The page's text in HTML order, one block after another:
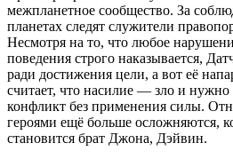
межпланетное сообщество. За
планетах следят служители
Несмотря на то, что любое
поведения строго наказывается,
ради достижения цели, а вот её
считает, что насилие — зло и нужно
конфликт без применения силы.
героями ещё больше осложняются,
становится брат Джона, Дэйвин.